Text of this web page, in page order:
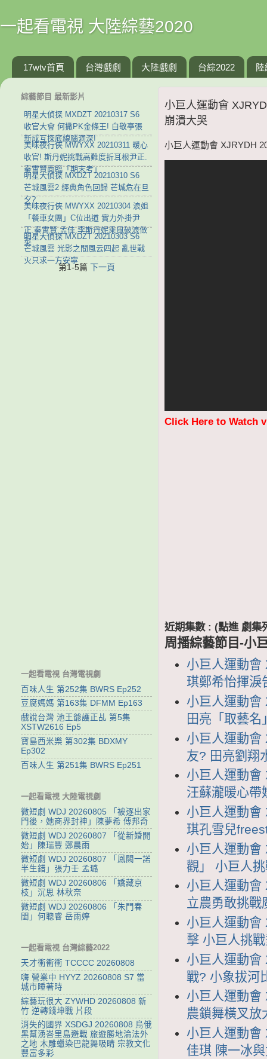
一起看電視 大陸綜藝2020
17wtv首頁 台灣戲劇 大陸戲劇 台綜2022 陸
小巨人運動會
崩潰大哭
小巨人運動會 XJRYDH
Click Here to Watch
近期集數 : (點進 劇集
周播綜藝節目-小
小巨人運動會
琪鄭希怡揮淚
小巨人運動會
田亮「取藝名
小巨人運動會
友? 田亮劉翔
小巨人運動會
汪蘇瀧暖心帶
小巨人運動會
琪孔雪兒
小巨人運動會
觀」 小巨人
小巨人運動會
立農勇敢挑戰
小巨人運動會
擊 小巨人挑
小巨人運動會
戰? 小象拔河
小巨人運動會
農鎖舞橫叉放
小巨人運動會
佳琪 陳一冰
綜藝節目 最新影片
明星大偵探 MXDZT 20210317 S6
收官大會 何撒PK金條王! 白敬亭張
新成互探底線腦洞深!
美味夜行俠 MWYXX 20210311 暖心
收官! 斯丹妮挑戰高難度折耳根尹正.
秦霄賢面臨「期末考」
明星大偵探 MXDZT 20210310 S6
芒城風雲2 經典角色回歸 芒城危在旦
夕?
美味夜行俠 MWYXX 20210304 浪姐
「餐車女團」C位出道 實力外掛尹
正.秦霄賢.孟佳.李斯丹妮乘風破浪做
菜
明星大偵探 MXDZT 20210303 S6
芒城風雲 光影之間風云四起 亂世戰
火只求一方安寧
第1-5篇 下一頁
一起看電視 台灣電視劇
百味人生 第252集 BWRS Ep252
豆腐媽媽 第163集 DFMM Ep163
戲說台灣 池王爺護正乩 第5集
XSTW2616 Ep5
寶島西米樂 第302集 BDXMY
Ep302
百味人生 第251集 BWRS Ep251
一起看電視 大陸電視劇
微短劇 WDJ 20260805 「被逐出家
門後，她商界封神」陳夢希 傅邦奇
微短劇 WDJ 20260807 「從新婚開
始」陳瑞豐 鄭晨雨
微短劇 WDJ 20260807 「鳳闕一諾
半生錯」張力壬 孟璐
微短劇 WDJ 20260806 「嬌藏京
枝」沉思 林秋奈
微短劇 WDJ 20260806 「朱門春
閨」何聰睿 岳雨婷
一起看電視 台灣綜藝2022
天才衝衝衝 TCCCC 20260808
嗨 營業中 HYYZ 20260808 S7 當
城市睡著時
綜藝玩很大 ZYWHD 20260808 新
竹 逆轉錢坤戰 片段
消失的國界 XSDGJ 20260808 烏俄
黑幫湧峇里島避戰 旅遊勝地淪法外
之地 木雕蠟染巴龍舞吸睛 宗教文化
豐富多彩